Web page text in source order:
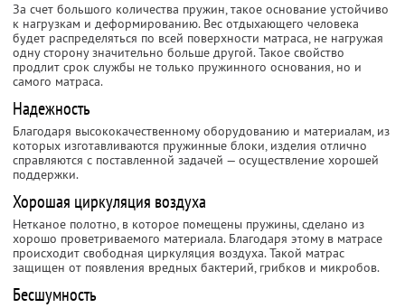
За счет большого количества пружин, такое основание устойчиво
к нагрузкам и деформированию. Вес отдыхающего человека
будет распределяться по всей поверхности матраса, не нагружая
одну сторону значительно больше другой. Такое свойство
продлит срок службы не только пружинного основания, но и
самого матраса.
Надежность
Благодаря высококачественному оборудованию и материалам, из
которых изготавливаются пружинные блоки, изделия отлично
справляются с поставленной задачей — осуществление хорошей
поддержки.
Хорошая циркуляция воздуха
Нетканое полотно, в которое помещены пружины, сделано из
хорошо проветриваемого материала. Благодаря этому в матрасе
происходит свободная циркуляция воздуха. Такой матрас
защищен от появления вредных бактерий, грибков и микробов.
Бесшумность